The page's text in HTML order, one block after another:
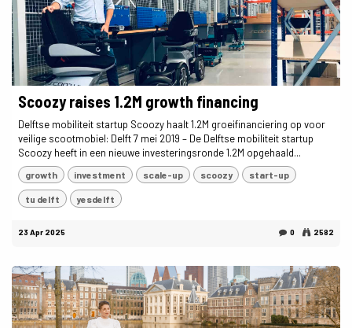
Scoozy raises 1.2M growth financing
Delftse mobiliteit startup Scoozy haalt 1.2M groeifinanciering op voor
veilige scootmobiel: Delft 7 mei 2019 – De Delftse mobiliteit startup
Scoozy heeft in een nieuwe investeringsronde 1.2M opgehaald...
growth investment scale-up scoozy start-up
tu delft yesdelft
23 Apr 2025 0 2582